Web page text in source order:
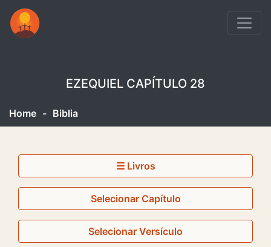
EZEQUIEL CAPÍTULO 28
Home - Biblia
☰ Livros
Selecionar Capítulo
Selecionar Versículo